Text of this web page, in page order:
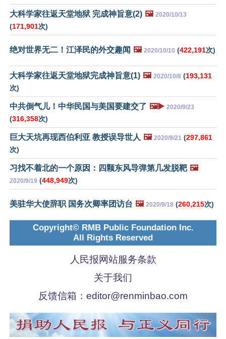
大科学家往返天堂地狱 完成神旨意(2) 🖼️ 2020/10/13
(171,901次)
绝对世界无二！江泽民的外交趣闻 🖼️ 2020/10/10 (422,191次)
大科学家往返天堂地狱完成神旨意(1) 🖼️ 2020/10/8 (193,131
次)
中共倒气儿！中华民国与美国要建交了 🖼️▶️ 2020/9/23
(316,358次)
巨大天坑再现西伯利亚 教授误导世人 🖼️ 2020/9/21 (297,861
次)
习找不着北的一个原因：四颗东风导弹第几发脱靶 🖼️
2020/9/19 (448,949次)
美驻华大使辞职 国务次卿率团访台 🖼️ 2020/9/18 (260,215次)
Copyright© RMB Public Foundation Inc.
All Rights Reserved
人民报网站服务条款
关于我们
反馈信箱： editor@renminbao.com